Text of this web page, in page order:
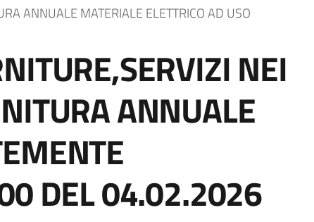
ANNUALE MATERIALE ELETTRICO AD USO
NEI
ANNUALE
DEL 04.02.2026